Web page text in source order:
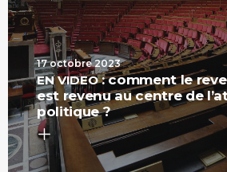
17 octobre 2023
EN VIDEO: comment le
est revenu au centre de
politique ?